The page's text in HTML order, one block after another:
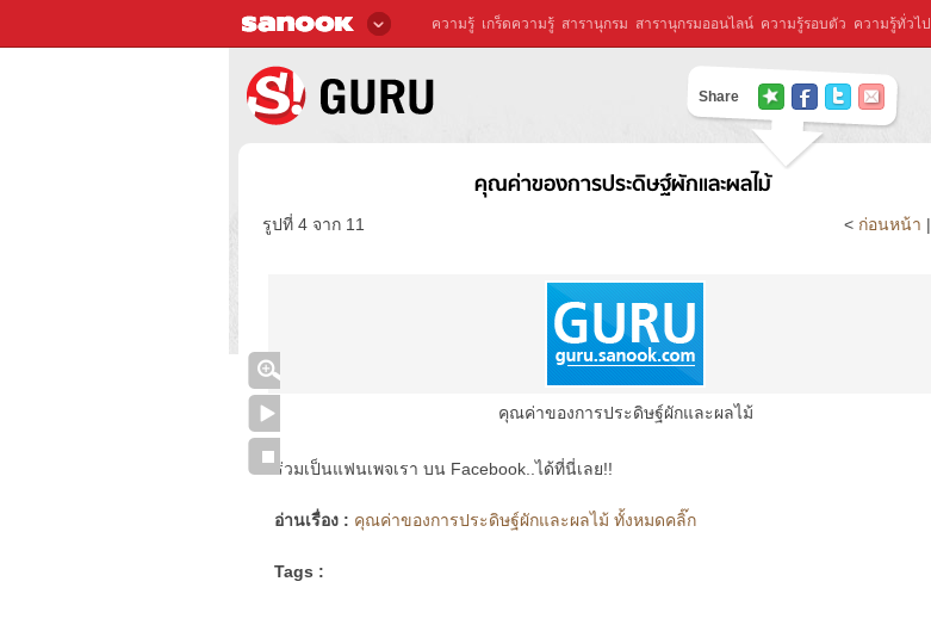
ความรู้ เกร็ดความรู้ สารานุกรม สารานุกรมออนไลน์ ความรู้รอบตัว ความรู้ทั่วไป
Share
คุณค่าของการประดิษฐ์ผักและผลไม้
รูปที่ 4 จาก 11 < ก่อนหน้า |
คุณค่าของการประดิษฐ์ผักและผลไม้
ร่วมเป็นแฟนเพจเรา บน Facebook..ได้ที่นี่เลย!!
อ่านเรื่อง : คุณค่าของการประดิษฐ์ผักและผลไม้ ทั้งหมดคลิ๊ก
Tags :